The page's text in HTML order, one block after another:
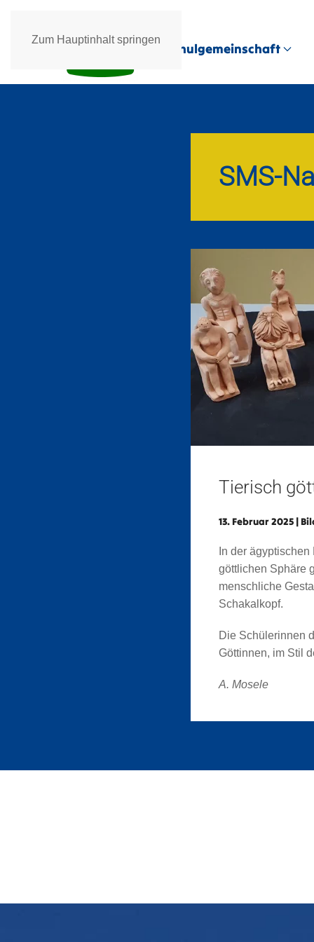
Zum Hauptinhalt springen
Schulgemeinschaft
SMS-
Tierisch
13. Februar 2025 |
In der
göttlichen Sphäre
menschliche
Schakalkopf.
Die Schülerinnen
Göttinnen, im Stil
A. Mosele